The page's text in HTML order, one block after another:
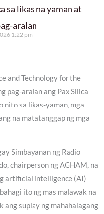
sa likas na yaman at
aralan
1:22 pm
and Technology for the
pag-aralan ang Pax Silica
nito sa likas-yaman, mga
na matatanggap ng mga
Simbayanan ng Radio
chairperson ng AGHAM, na
artificial intelligence (AI)
ito ng mas malawak na
ang suplay ng mahahalagang